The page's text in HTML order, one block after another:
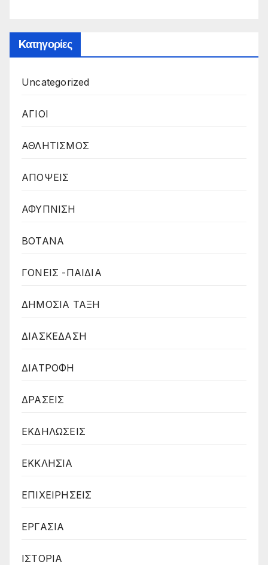
Kατηγορίες
Uncategorized
ΑΓΙΟΙ
ΑΘΛΗΤΙΣΜΟΣ
ΑΠΟΨΕΙΣ
ΑΦΥΠΝΙΣΗ
ΒΟΤΑΝΑ
ΓΟΝΕΙΣ -ΠΑΙΔΙΑ
ΔΗΜΟΣΙΑ ΤΑΞΗ
ΔΙΑΣΚΕΔΑΣΗ
ΔΙΑΤΡΟΦΗ
ΔΡΑΣΕΙΣ
ΕΚΔΗΛΩΣΕΙΣ
ΕΚΚΛΗΣΙΑ
ΕΠΙΧΕΙΡΗΣΕΙΣ
ΕΡΓΑΣΙΑ
ΙΣΤΟΡΙΑ